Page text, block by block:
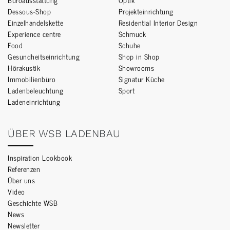
Dessous-Shop
Einzelhandelskette
Experience centre
Food
Gesundheitseinrichtung
Hörakustik
Immobilienbüro
Ladenbeleuchtung
Ladeneinrichtung
Projekteinrichtung
Residential Interior Design
Schmuck
Schuhe
Shop in Shop
Showrooms
Signatur Küche
Sport
ÜBER WSB LADENBAU
Inspiration Lookbook
Referenzen
Über uns
Video
Geschichte WSB
News
Newsletter